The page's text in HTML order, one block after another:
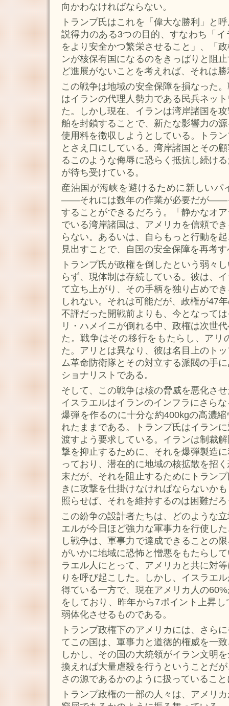
向かわなければならない。
トランプ氏はこれを「偉大な勝利」と
説得力のある3つの目的、すなわち「
をより安全かつ繁栄させること」、「
ンが核保有国になるのをきっぱりと阻
ど進展がないことを考えれば、それは
この戦争は地域の安全保障を損なった
はイランの代理人勢力である民兵ネッ
た。しかし現在、イランは湾岸諸国を
舶を封鎖することで、新たな影響力の
使用料を徴収しようとしている。トラ
とさえ口にしている。湾岸諸国とその
るこのような侮辱に恐らく抵抗し続け
が待ち受けている。
産油国が海峡を避けるために新しいパ
――それには数年の作業が必要だが――
することができるだろう。「静かなオ
でいる湾岸諸国は、アメリカを信頼で
らない。あるいは、自らもっと行動を
見出すことで、自国の安全保障を再考
トランプ氏が政権を倒したという弱々
らず、現体制は存続している。彼は、
て立ち上がり、その手柄を独り占めで
しれない。それは可能だが、政権が47
不評だった開戦前よりも、今となって
リ・ハメイニが倒れる中、政権は次世
た。戦争はその移行をもたらし、アリ
た。アリとは異なり、彼は名目上のト
ム革命防衛隊とその対立する派閥の手
ショナリストである。
そして、この戦争は核の脅威を悪化さ
イスラエルはイランのインフラにさら
爆弾を作るのに十分な約400kgの高濃
れたままである。トランプ氏はイラン
渡すよう要求している。イランは制裁
撃を抑止するために、それを爆弾製造
っており、潜在的に地域の核拡散を招
末だが、それを阻止するためにトラン
きに攻撃を仕掛けなければならないか
照らせば、それを維持するのは困難だろ
この紛争の設計者たちは、どのような
エルが今日ほど強力な軍事力を行使し
し戦争は、軍事力で達成できることの
がいかに地域に恐怖と憎悪をもたらし
ラエル人にとって、アメリカと共に対
りを呼び起こした。しかし、イスラエ
得ている一方で、現在アメリカ人の
をしており、昨年から7ポイント上昇
弱体化させるものである。
トランプ政権下のアメリカには、さら
てこの国は、軍事力と道徳的権威を一
しかし、その国の大統領がイラン文明
換えれば大量虐殺を行うということだ
さの源であるかのように扱っているこ
トランプ政権の一部の人々は、アメリ